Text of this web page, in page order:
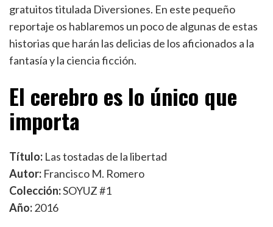
gratuitos titulada Diversiones. En este pequeño
reportaje os hablaremos un poco de algunas de estas
historias que harán las delicias de los aficionados a la
fantasía y la ciencia ficción.
El cerebro es lo único que
importa
Título: Las tostadas de la libertad
Autor: Francisco M. Romero
Colección:SOYUZ #1
Año:2016